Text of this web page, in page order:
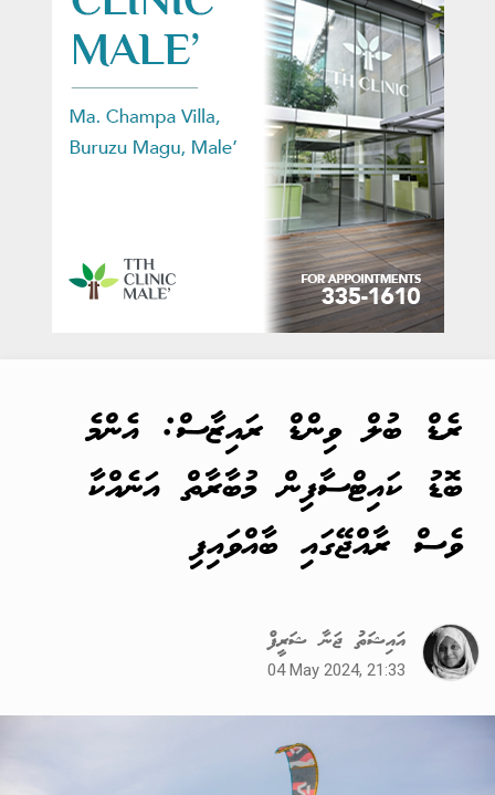
ރެޑް ބުލް ވިންޑް ރައިޒާސް: އެންމެ
ބޮޑު ކައިޓްސާފިން މުބާރާތް އަނެއްކާ
ވެސް ރާއްޖޭގައި ބާއްވައިފި
އައިޝަތު ޖަނާ ޝަރީފް
04 May 2024, 21:33